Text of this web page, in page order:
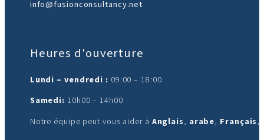
info@fusionconsultancy.net
Heures d'ouverture
Lundi – vendredi : 09:00 – 18:00
Samedi: 10h00 – 14h00
Notre équipe peut vous aider à Anglais, arabe, Français,